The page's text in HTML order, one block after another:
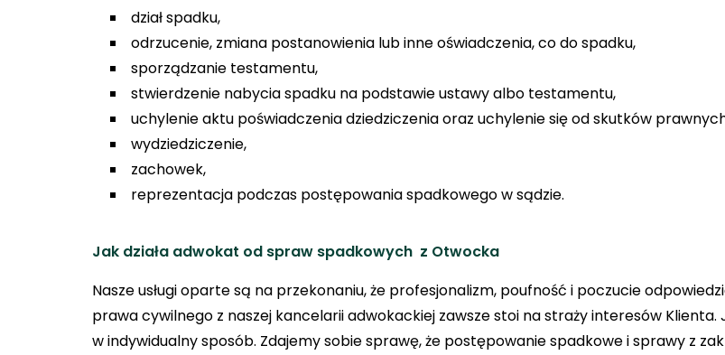
dział spadku,
odrzucenie, zmiana postanowienia lub inne oświadczenia, co do spadku,
sporządzanie testamentu,
stwierdzenie nabycia spadku na podstawie ustawy albo testamentu,
uchylenie aktu poświadczenia dziedziczenia oraz uchylenie się od skutków
wydziedziczenie,
zachowek,
reprezentacja podczas postępowania spadkowego w sądzie.
Jak działa adwokat od spraw spadkowych z Otwocka
Nasze usługi oparte są na przekonaniu, że profesjonalizm, poufność i poczucie
prawa cywilnego z naszej kancelarii adwokackiej zawsze stoi na straży interesów
w indywidualny sposób. Zdajemy sobie sprawę, że postępowanie spadkowe i sprawy z